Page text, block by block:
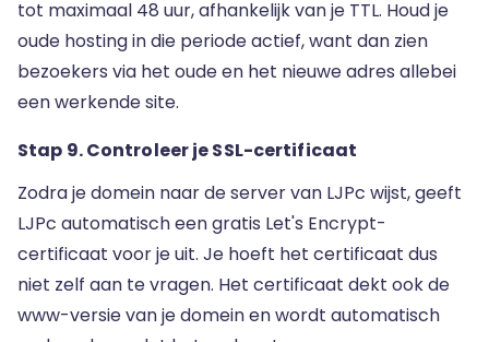
tot maximaal 48 uur, afhankelijk van je TTL. Houd je
oude hosting in die periode actief, want dan zien
bezoekers via het oude en het nieuwe adres allebei
een werkende site.
Stap 9. Controleer je SSL-certificaat
Zodra je domein naar de server van LJPc wijst, geeft
LJPc automatisch een gratis Let's Encrypt-
certificaat voor je uit. Je hoeft het certificaat dus
niet zelf aan te vragen. Het certificaat dekt ook de
www-versie van je domein en wordt automatisch